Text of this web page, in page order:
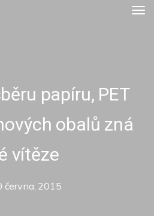
papíru, PET
obalů zná
vítěze
června, 2015